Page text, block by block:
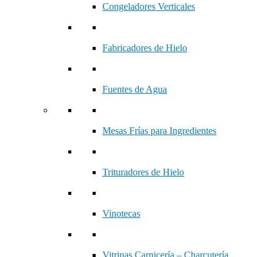
Congeladores Verticales
Fabricadores de Hielo
Fuentes de Agua
Mesas Frías para Ingredientes
Trituradores de Hielo
Vinotecas
Vitrinas Carnicería – Charcutería